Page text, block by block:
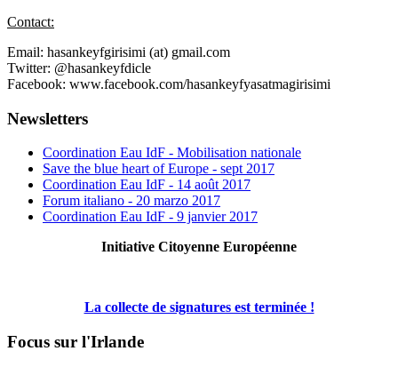
Contact:
Email: hasankeyfgirisimi (at) gmail.com
Twitter: @hasankeyfdicle
Facebook: www.facebook.com/hasankeyfyasatmagirisimi
Newsletters
Coordination Eau IdF - Mobilisation nationale
Save the blue heart of Europe - sept 2017
Coordination Eau IdF - 14 août 2017
Forum italiano - 20 marzo 2017
Coordination Eau IdF - 9 janvier 2017
Initiative Citoyenne Européenne
La collecte de signatures est terminée !
Focus sur l'Irlande